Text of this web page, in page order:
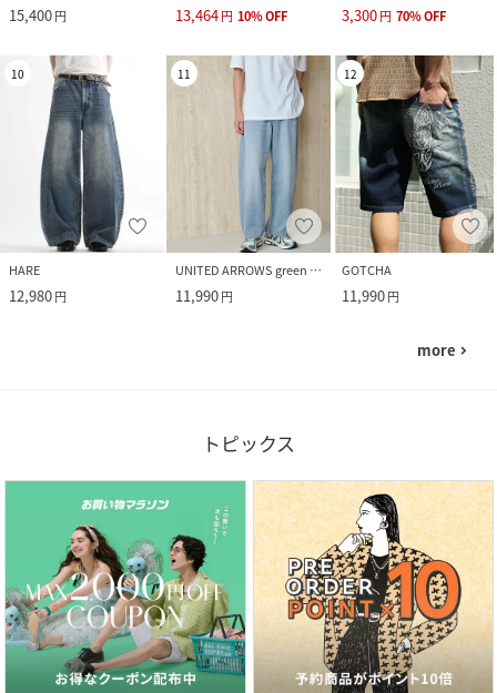
15,400円 13,464円 10%OFF 3,300円 70%OFF
10
HARE
12,980円
11
UNITED ARROWS green label relaxing
11,990円
12
GOTCHA
11,990円
more navigate_next
トピックス